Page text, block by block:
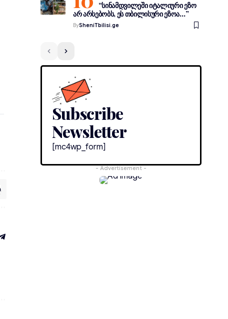
“სინამდვილეში იტალიური ეზო
არ არსებობს, ეს თბილისური ეზოა…”
BySheniTbilisi.ge
Subscribe
Newsletter
[mc4wp_form]
- Advertisement -